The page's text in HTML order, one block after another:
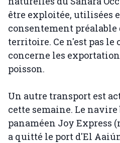
être exploitée, utilisées
consentement préalable
territoire. Ce n'est pas le
concerne les
poisson.
Un autre transport est
cette semaine. Le
panaméen Joy Express
a quitté le port d'El